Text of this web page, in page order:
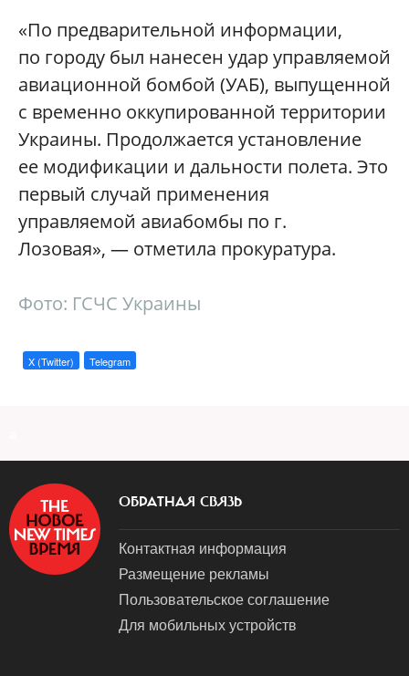
«По предварительной информации,
по городу был нанесен удар управляемой
авиационной бомбой (УАБ), выпущенной
с временно оккупированной территории
Украины. Продолжается установление
ее модификации и дальности полета. Это
первый случай применения
управляемой авиабомбы по г.
Лозовая», — отметила прокуратура.
Фото: ГСЧС Украины
X (Twitter) Telegram
ОБРАТНАЯ СВЯЗЬ
Контактная информация
Размещение рекламы
Пользовательское соглашение
Для мобильных устройств